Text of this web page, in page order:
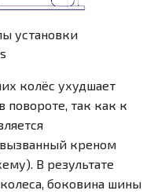
установки
колёс ухудшает
повороте, так как к
вызванный креном
В результате
боковина шины